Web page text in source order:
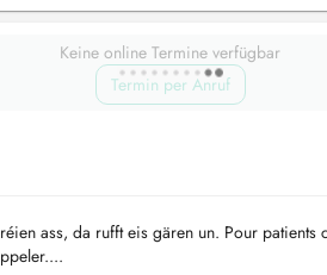
Keine online Termine verfügbar
Termin per Anruf
ass, da rufft eis gären un. Pour patients